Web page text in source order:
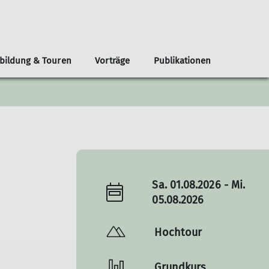
Präventionskonzept
Bilder
Belegungsplan
Weitere Gruppen
& Touren
Kursübersicht Sportklettern
Vorträge Publikationen
100 Jahre Jubiläum
Sa. 01.08.2026 - Mi.
05.08.2026
Hochtour